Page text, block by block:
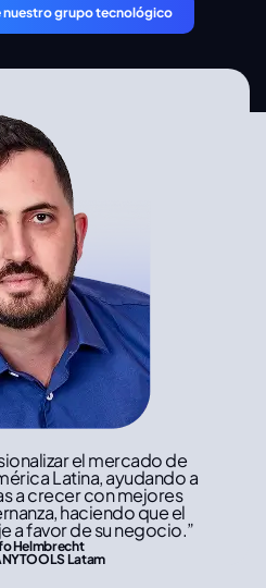
nuestro grupo tecnológico
el mercado de
Latina, ayudando a
a crecer con mejores
haciendo que el
a favor de su negocio.”
Helmbrecht
Latam